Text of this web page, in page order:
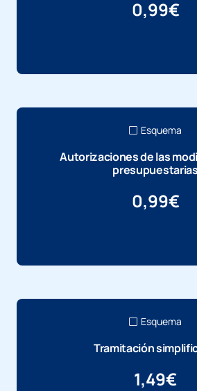
0,99€
Esquema
Autorizaciones de las
presupuestarias
0,99€
Esquema
Tramitación
1,49€